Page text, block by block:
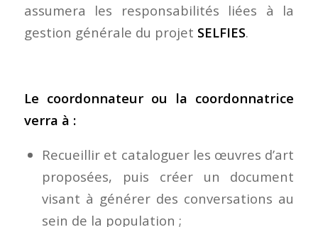
assumera les responsabilités liées à la
gestion générale du projet SELFIES.
Le coordonnateur ou la coordonnatrice
verra à :
Recueillir et cataloguer les œuvres d’art
proposées, puis créer un document
visant à générer des conversations au
sein de la population ;